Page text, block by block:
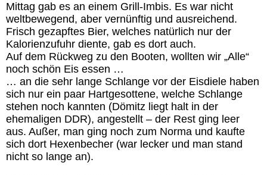
Mittag gab es an einem Grill-Imbis. Es war nicht
weltbewegend, aber vernünftig und ausreichend.
Frisch gezapftes Bier, welches natürlich nur der
Kalorienzufuhr diente, gab es dort auch.
Auf dem Rückweg zu den Booten, wollten wir „Alle“
noch schön Eis essen …
… an die sehr lange Schlange vor der Eisdiele haben
sich nur ein paar Hartgesottene, welche Schlange
stehen noch kannten (Dömitz liegt halt in der
ehemaligen DDR), angestellt – der Rest ging leer
aus. Außer, man ging noch zum Norma und kaufte
sich dort Hexenbecher (war lecker und man stand
nicht so lange an).